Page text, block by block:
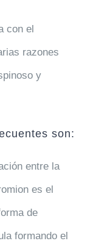
con el
razones
y
son:
entre la
es el
de
formando el